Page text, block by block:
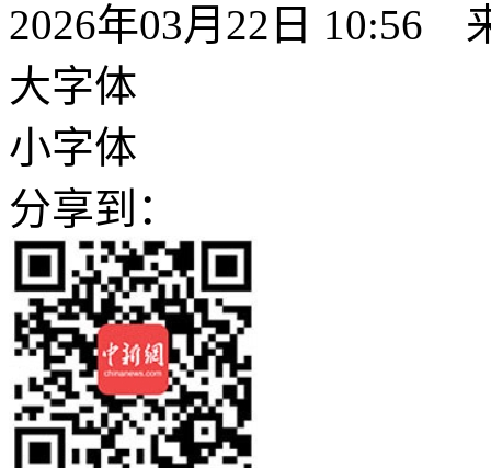
2026年03月22日 10:56
大字体
小字体
分享到：